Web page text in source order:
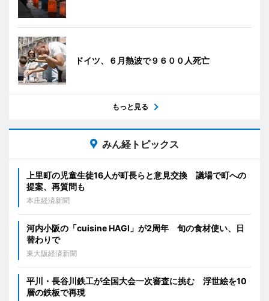
ドイツ、６月熱波で９６００人死亡
もっと見る
みん経トピックス
上里町の児童生徒16人が町長らと意見交換 議場で町への
提案、再質問も
本庄経済新聞
河内小阪の「cuisine HAGI」が2周年 旬の食材使い、日
替わりで
東大阪経済新聞
平川・長谷川鉄工が全国大会一次審査に挑む 浮世絵を10
層の鉄板で再現